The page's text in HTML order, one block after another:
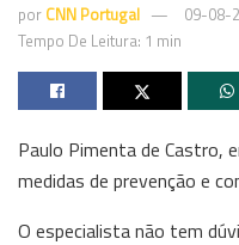
por CNN Portugal
09-08-
Tempo De Leitura: 1 min
Paulo Pimenta de Castro,
medidas de prevenção e
O especialista não tem